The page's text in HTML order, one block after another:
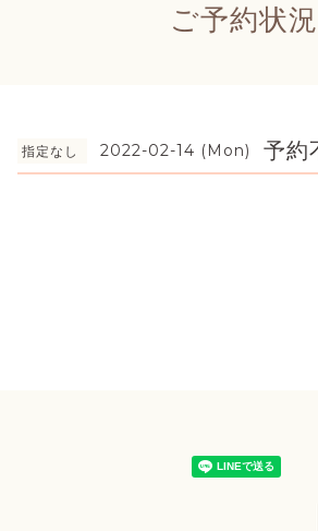
ご予約状況
指定なし 2022-02-14 (Mon) 予約